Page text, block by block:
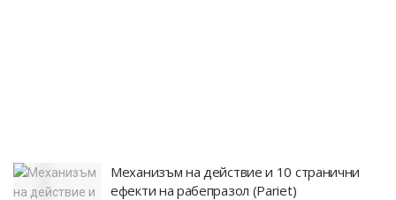
Механизъм на действие и 10 странични
ефекти на рабепразол (Pariet)